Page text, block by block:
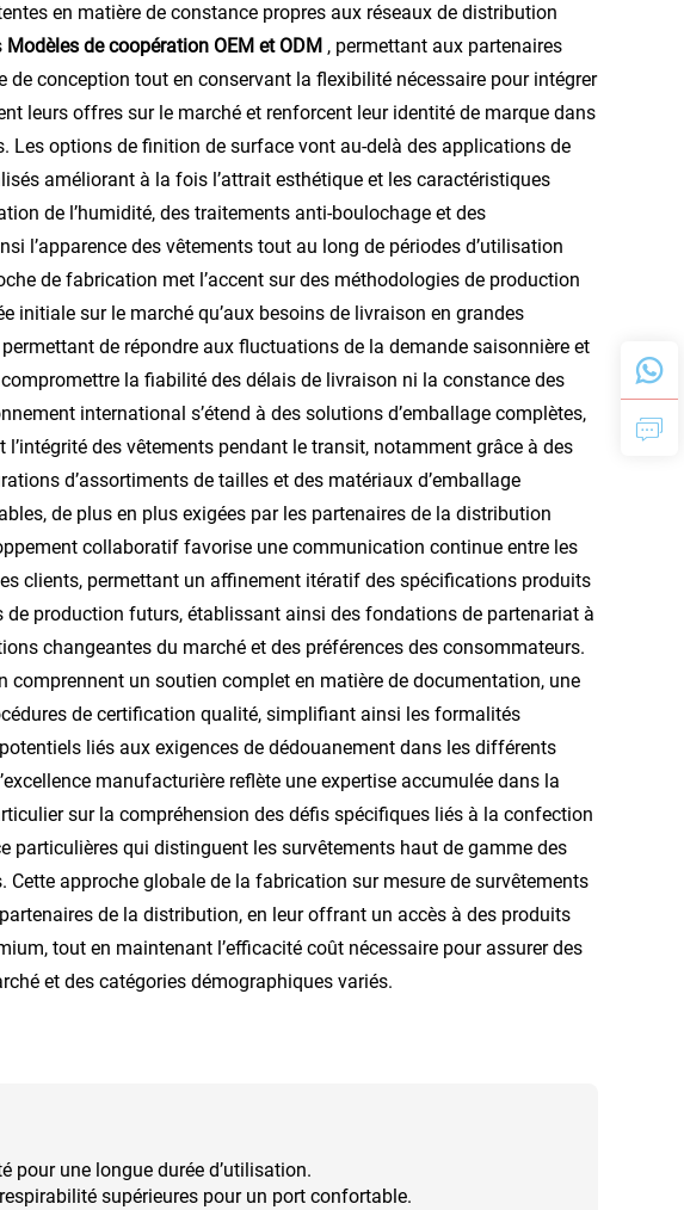
en matière de constance propres aux réseaux de distribution
Modèles de coopération OEM et ODM , permettant aux partenaires
conception tout en conservant la flexibilité nécessaire pour intégrer
leurs offres sur le marché et renforcent leur identité de marque dans
Les options de finition de surface vont au-delà des applications de
améliorant à la fois l’attrait esthétique et les caractéristiques
de l’humidité, des traitements anti-boulochage et des
l’apparence des vêtements tout au long de périodes d’utilisation
de fabrication met l’accent sur des méthodologies de production
initiale sur le marché qu’aux besoins de livraison en grandes
de répondre aux fluctuations de la demande saisonnière et
la fiabilité des délais de livraison ni la constance des
international s’étend à des solutions d’emballage complètes,
des vêtements pendant le transit, notamment grâce à des
d’assortiments de tailles et des matériaux d’emballage
de plus en plus exigées par les partenaires de la distribution
collaboratif favorise une communication continue entre les
clients, permettant un affinement itératif des spécifications produits
de production futurs, établissant ainsi des fondations de partenariat à
changeantes du marché et des préférences des consommateurs.
comprennent un soutien complet en matière de documentation, une
de certification qualité, simplifiant ainsi les formalités
liés aux exigences de dédouanement dans les différents
manufacturière reflète une expertise accumulée dans la
sur la compréhension des défis spécifiques liés à la confection
particulières qui distinguent les survêtements haut de gamme des
approche globale de la fabrication sur mesure de survêtements
de la distribution, en leur offrant un accès à des produits
tout en maintenant l’efficacité coût nécessaire pour assurer des
et des catégories démographiques variés.
pour une longue durée d’utilisation.
supérieures pour un port confortable.